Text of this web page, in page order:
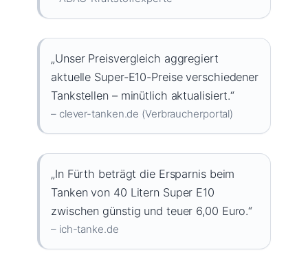
„Unser Preisvergleich aggregiert
aktuelle Super-E10-Preise verschiedener
Tankstellen – minütlich aktualisiert.“
– clever-tanken.de (Verbraucherportal)
„In Fürth beträgt die Ersparnis beim
Tanken von 40 Litern Super E10
zwischen günstig und teuer 6,00 Euro.“
– ich-tanke.de